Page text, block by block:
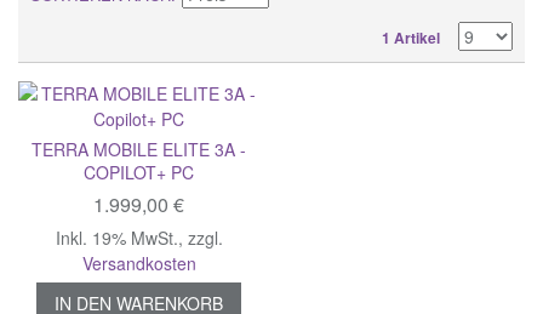
1 Artikel
TERRA MOBILE ELITE 3A -
COPILOT+ PC
1.999,00 €
Inkl. 19% MwSt., zzgl.
Versandkosten
IN DEN WARENKORB